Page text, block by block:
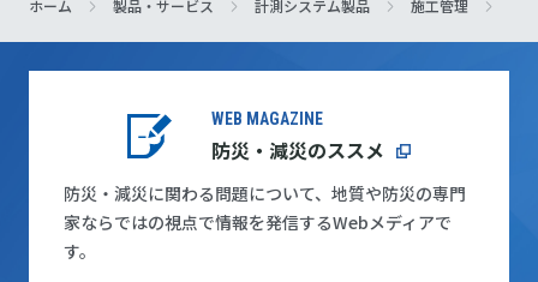
ホーム 製品・サービス 計測システム製品 施工管理
WEB MAGAZINE
防災・減災のススメ
防災・減災に関わる問題について、地質や防災の専門
家ならではの視点で情報を発信するWebメディアで
す。